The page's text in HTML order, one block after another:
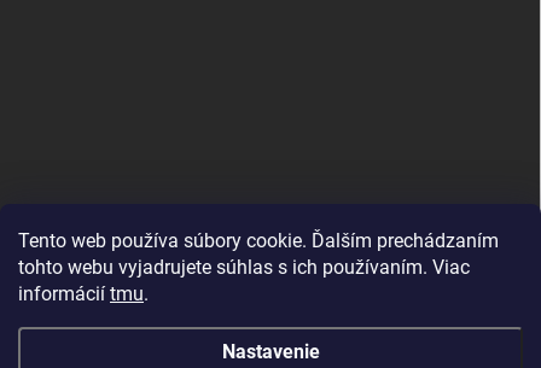
Tento web používa súbory cookie. Ďalším prechádzaním
tohto webu vyjadrujete súhlas s ich používaním. Viac
informácií tmu.
Nastavenie
MujMiBand.cz